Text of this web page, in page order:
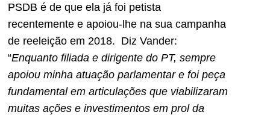
PSDB é de que ela já foi petista
recentemente e apoiou-lhe na sua campanha
de reeleição em 2018. Diz Vander:
“Enquanto filiada e dirigente do PT, sempre
apoiou minha atuação parlamentar e foi peça
fundamental em articulações que viabilizaram
muitas ações e investimentos em prol da